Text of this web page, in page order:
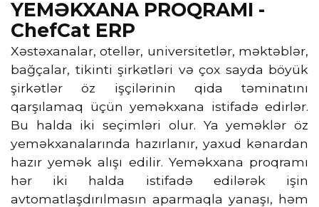
YEMƏKXANA PROQRAMI -
ChefCat ERP
Xəstəxanalar, otellər, universitetlər, məktəblər,
bağçalar, tikinti şirkətləri və çox sayda böyük
şirkətlər öz işçilərinin qida təminatını
qarşılamaq üçün yeməkxana istifadə edirlər.
Bu halda iki seçimləri olur. Ya yeməklər öz
yeməkxanalarında hazırlanır, yaxud kənardan
hazır yemək alışı edilir. Yeməkxana proqramı
hər iki halda istifadə edilərək işin
avtomatlaşdırılmasın aparmaqla yanaşı, həm